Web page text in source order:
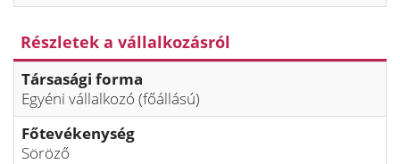
Részletek a vállalkozásról
Társasági forma
Egyéni vállalkozó (főállású)
Főtevékenység
Söröző